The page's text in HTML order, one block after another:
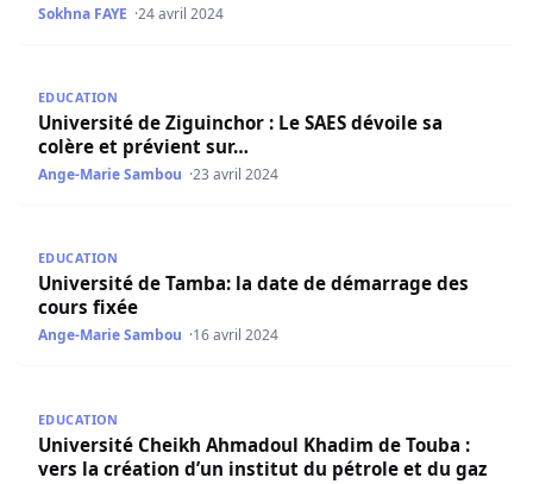
Sokhna FAYE 24 avril 2024
EDUCATION
Université de Ziguinchor : Le SAES dévoile sa
colère et prévient sur…
Ange-Marie Sambou 23 avril 2024
EDUCATION
Université de Tamba: la date de démarrage des
cours fixée
Ange-Marie Sambou 16 avril 2024
EDUCATION
Université Cheikh Ahmadoul Khadim de Touba :
vers la création d’un institut du pétrole et du gaz